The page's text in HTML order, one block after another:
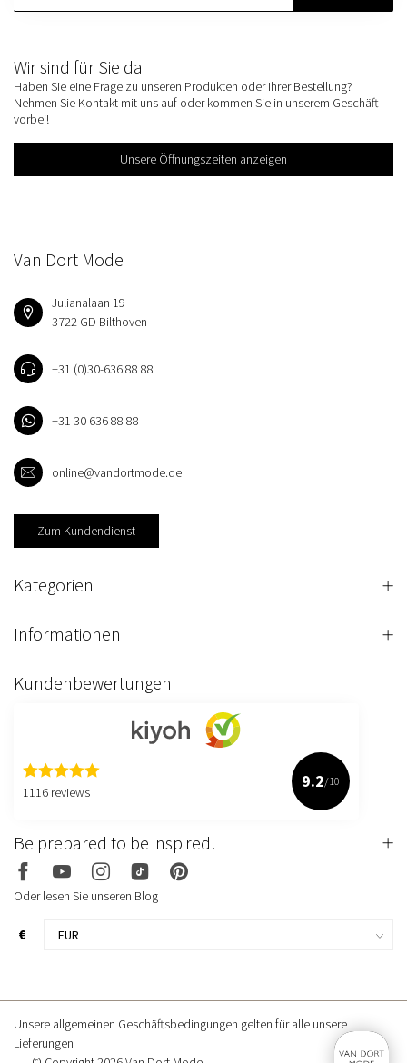
Wir sind für Sie da
Haben Sie eine Frage zu unseren Produkten oder Ihrer Bestellung?
Nehmen Sie Kontakt mit uns auf oder kommen Sie in unserem Geschäft
vorbei!
Unsere Öffnungszeiten anzeigen
Van Dort Mode
Julianalaan 19
3722 GD Bilthoven
+31 (0)30-636 88 88
+31 30 636 88 88
online@vandortmode.de
Zum Kundendienst
Kategorien
Informationen
Kundenbewertungen
1116 reviews
9.2/10
Be prepared to be inspired!
Oder lesen Sie unseren Blog
€
Unsere allgemeinen Geschäftsbedingungen gelten für alle unsere
Lieferungen